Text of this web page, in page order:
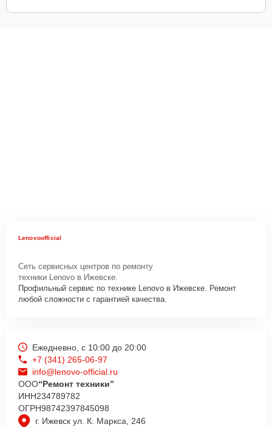
Lenovoofficial
Сеть сервисных центров по ремонту
техники Lenovo в Ижевске.
Профильный сервис по технике Lenovo в Ижевске. Ремонт
любой сложности с гарантией качества.
г. Ижевск ул. К. Маркса, 246
Ежедневно, с 10:00 до 20:00
+7 (341) 265-06-97
info@lenovo-official.ru
ООО“Ремонт техники”
ИНН234789782
ОГРН98742397845098